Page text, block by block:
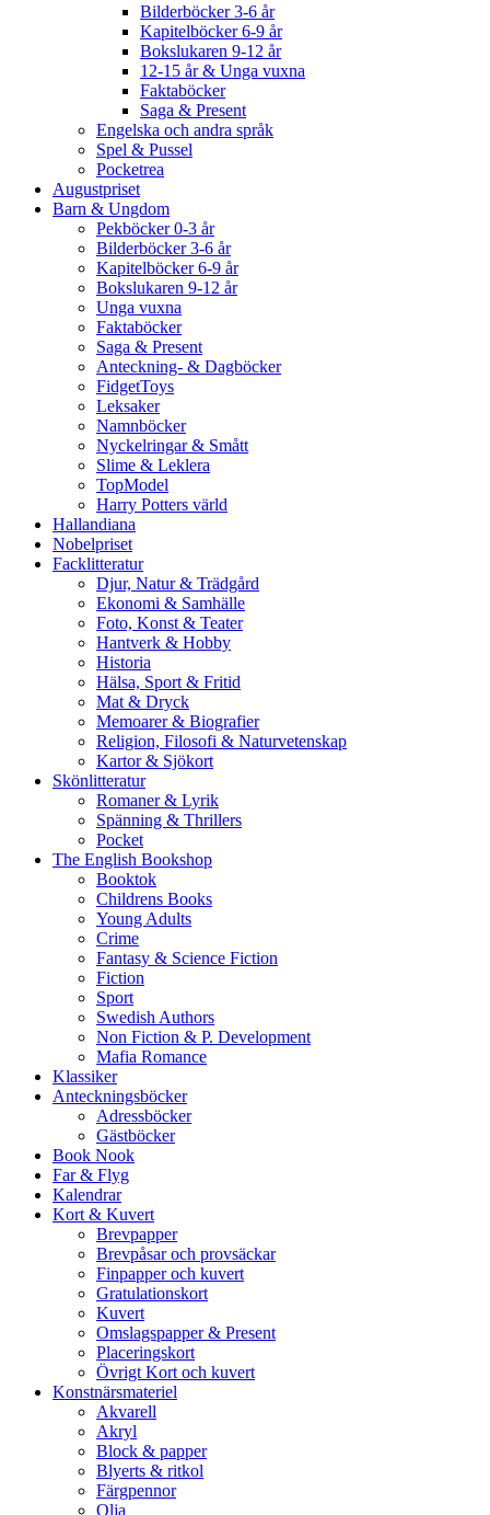
Bilderböcker 3-6 år
Kapitelböcker 6-9 år
Bokslukaren 9-12 år
12-15 år & Unga vuxna
Faktaböcker
Saga & Present
Engelska och andra språk
Spel & Pussel
Pocketrea
Augustpriset
Barn & Ungdom
Pekböcker 0-3 år
Bilderböcker 3-6 år
Kapitelböcker 6-9 år
Bokslukaren 9-12 år
Unga vuxna
Faktaböcker
Saga & Present
Anteckning- & Dagböcker
FidgetToys
Leksaker
Namnböcker
Nyckelringar & Smått
Slime & Leklera
TopModel
Harry Potters värld
Hallandiana
Nobelpriset
Facklitteratur
Djur, Natur & Trädgård
Ekonomi & Samhälle
Foto, Konst & Teater
Hantverk & Hobby
Historia
Hälsa, Sport & Fritid
Mat & Dryck
Memoarer & Biografier
Religion, Filosofi & Naturvetenskap
Kartor & Sjökort
Skönlitteratur
Romaner & Lyrik
Spänning & Thrillers
Pocket
The English Bookshop
Booktok
Childrens Books
Young Adults
Crime
Fantasy & Science Fiction
Fiction
Sport
Swedish Authors
Non Fiction & P. Development
Mafia Romance
Klassiker
Anteckningsböcker
Adressböcker
Gästböcker
Book Nook
Far & Flyg
Kalendrar
Kort & Kuvert
Brevpapper
Brevpåsar och provsäckar
Finpapper och kuvert
Gratulationskort
Kuvert
Omslagspapper & Present
Placeringskort
Övrigt Kort och kuvert
Konstnärsmateriel
Akvarell
Akryl
Block & papper
Blyerts & ritkol
Färgpennor
Olja